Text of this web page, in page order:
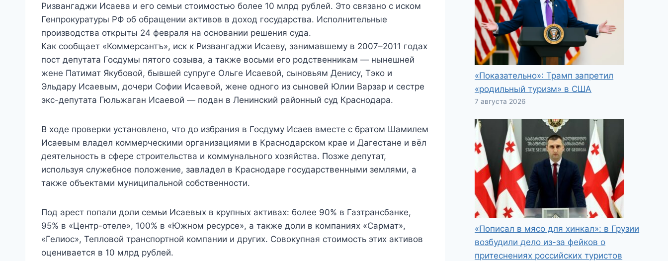
Ризвангаджи Исаева и его семьи стоимостью более 10 млрд рублей. Это связано с иском
Генпрокуратуры РФ об обращении активов в доход государства. Исполнительные
производства открыты 24 февраля на основании решения суда.
Как сообщает «Коммерсантъ», иск к Ризвангаджи Исаеву, занимавшему в 2007–2011 годах
пост депутата Госдумы пятого созыва, а также восьми его родственникам — нынешней
жене Патимат Якубовой, бывшей супруге Ольге Исаевой, сыновьям Денису, Тэко и
Эльдару Исаевым, дочери Софии Исаевой, жене одного из сыновей Юлии Варзар и сестре
экс-депутата Гюльжаган Исаевой — подан в Ленинский районный суд Краснодара.
В ходе проверки установлено, что до избрания в Госдуму Исаев вместе с братом Шамилем
Исаевым владел коммерческими организациями в Краснодарском крае и Дагестане и вёл
деятельность в сфере строительства и коммунального хозяйства. Позже депутат,
используя служебное положение, завладел в Краснодаре государственными землями, а
также объектами муниципальной собственности.
Под арест попали доли семьи Исаевых в крупных активах: более 90% в Газтрансбанке,
95% в «Центр-отеле», 100% в «Южном ресурсе», а также доли в компаниях «Сармат»,
«Гелиос», Тепловой транспортной компании и других. Совокупная стоимость этих активов
оценивается в 10 млрд рублей.
«Показательно»: Трамп запретил
«родильный туризм» в США
7 августа 2026
«Пописал в мясо для хинкал»: в Грузии
возбудили дело из-за фейков о
притеснениях российских туристов